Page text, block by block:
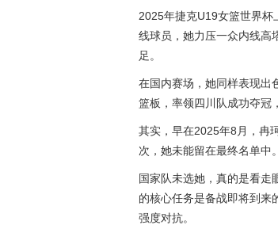
2025年捷克U19女篮世界
线球员，她力压一众内线高
足。
在国内赛场，她同样表现出
篮板，率领四川队成功夺冠
其实，早在2025年8月，冉
次，她未能留在最终名单中。
国家队未选她，真的是看走
的核心任务是备战即将到来
强度对抗。